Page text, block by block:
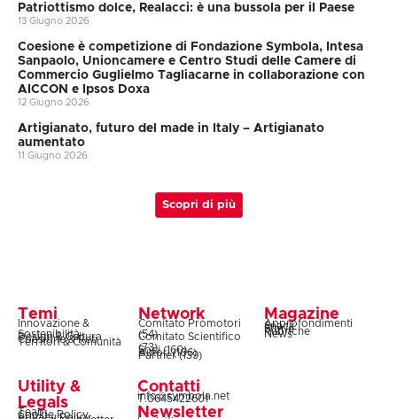
Patriottismo dolce, Realacci: è una bussola per il Paese
13 Giugno 2026
Coesione è competizione di Fondazione Symbola, Intesa
Sanpaolo, Unioncamere e Centro Studi delle Camere di
Commercio Guglielmo Tagliacarne in collaborazione con
AICCON e Ipsos Doxa
12 Giugno 2026
Artigianato, futuro del made in Italy – Artigianato
aumentato
11 Giugno 2026
Scopri di più
Temi
Innovazione &
Sostenibilità
Design & Cultura
Coesione & Reti
Territori & Comunità
Network
Comitato Promotori
(54)
Comitato Scientifico
(73)
Soci (160)
Autori (106)
Partner (139)
Magazine
Approfondimenti
Snack
Storie
Rubriche
News
Utility &
Legals
Team
Cookie Policy
Privacy Policy
Contatti
info@symbola.net
T.0645422601
Newsletter